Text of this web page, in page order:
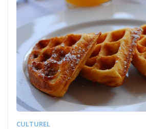
CULTUREL